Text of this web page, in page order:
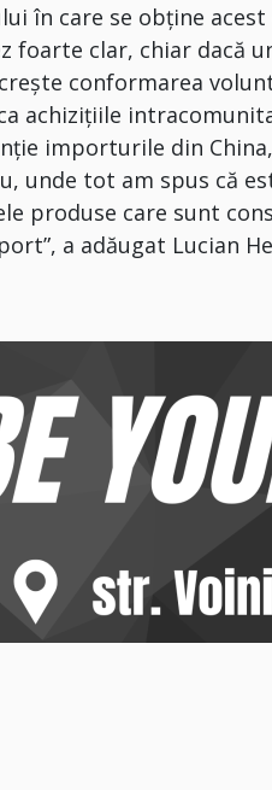
în care se obţine
foarte clar, chiar dacă
conformarea
achiziţiile
importurile din
unde tot am spus că
produse care sunt
a adăugat Lucian